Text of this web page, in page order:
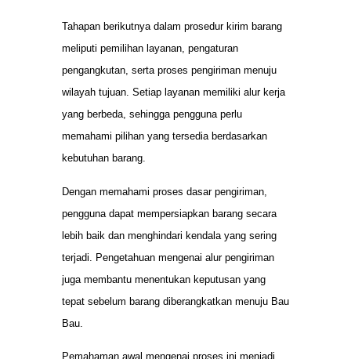
Tahapan berikutnya dalam prosedur kirim barang
meliputi pemilihan layanan, pengaturan
pengangkutan, serta proses pengiriman menuju
wilayah tujuan. Setiap layanan memiliki alur kerja
yang berbeda, sehingga pengguna perlu
memahami pilihan yang tersedia berdasarkan
kebutuhan barang.
Dengan memahami proses dasar pengiriman,
pengguna dapat mempersiapkan barang secara
lebih baik dan menghindari kendala yang sering
terjadi. Pengetahuan mengenai alur pengiriman
juga membantu menentukan keputusan yang
tepat sebelum barang diberangkatkan menuju Bau
Bau.
Pemahaman awal mengenai proses ini menjadi